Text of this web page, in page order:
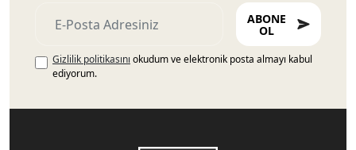
ABONE
OL
Gizlilik politikasını okudum ve elektronik posta almayı kabul
ediyorum.